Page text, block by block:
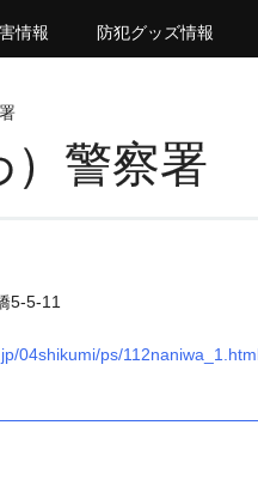
情報 防犯グッズ情報
警察署
5-5-11
04shikumi/ps/